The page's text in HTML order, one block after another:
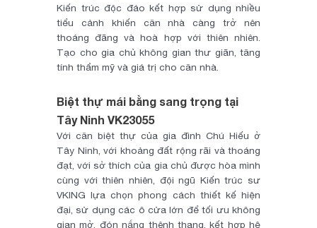
Kiến trúc độc đáo kết hợp sử dụng nhiều
tiểu cảnh khiến căn nhà càng trở nên
thoáng đãng và hoà hợp với thiên nhiên.
Tạo cho gia chủ không gian thư giãn, tăng
tính thẩm mỹ và giá trị cho căn nhà.
Biệt thự mái bằng sang trọng tại
Tây Ninh VK23055
Với căn biệt thự của gia đình Chú Hiếu ở
Tây Ninh, với khoảng đất rộng rãi và thoáng
đạt, với sở thích của gia chủ được hòa mình
cùng với thiên nhiên, đội ngũ Kiến trúc sư
VKING lựa chọn phong cách thiết kế hiện
đại, sử dụng các ô cửa lớn để tối ưu không
gian mở, đón nắng thênh thang, kết hợp hệ